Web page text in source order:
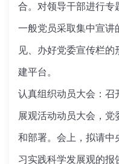
合。对领导干部进行专
一般党员采取集中宣讲
见、办好党委宣传栏
建平台。
认真组织动员大会：召
展观活动动员大会，
和部署。会上，拟请中
习实践科学发展观的报